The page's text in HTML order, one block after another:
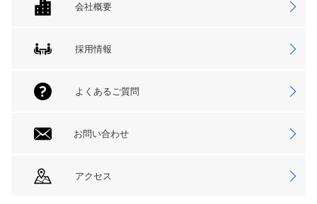
会社概要
採用情報
よくあるご質問
お問い合わせ
アクセス